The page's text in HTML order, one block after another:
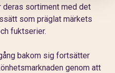
deras sortiment med det
som präglat märkets
fuktserier.
bakom sig fortsätter
genom att